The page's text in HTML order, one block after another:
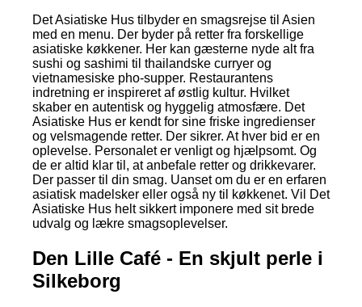
Det Asiatiske Hus tilbyder en smagsrejse til Asien
med en menu. Der byder på retter fra forskellige
asiatiske køkkener. Her kan gæsterne nyde alt fra
sushi og sashimi til thailandske curryer og
vietnamesiske pho-supper. Restaurantens
indretning er inspireret af østlig kultur. Hvilket
skaber en autentisk og hyggelig atmosfære. Det
Asiatiske Hus er kendt for sine friske ingredienser
og velsmagende retter. Der sikrer. At hver bid er en
oplevelse. Personalet er venligt og hjælpsomt. Og
de er altid klar til, at anbefale retter og drikkevarer.
Der passer til din smag. Uanset om du er en erfaren
asiatisk madelsker eller også ny til køkkenet. Vil Det
Asiatiske Hus helt sikkert imponere med sit brede
udvalg og lækre smagsoplevelser.
Den Lille Café - En skjult perle i
Silkeborg